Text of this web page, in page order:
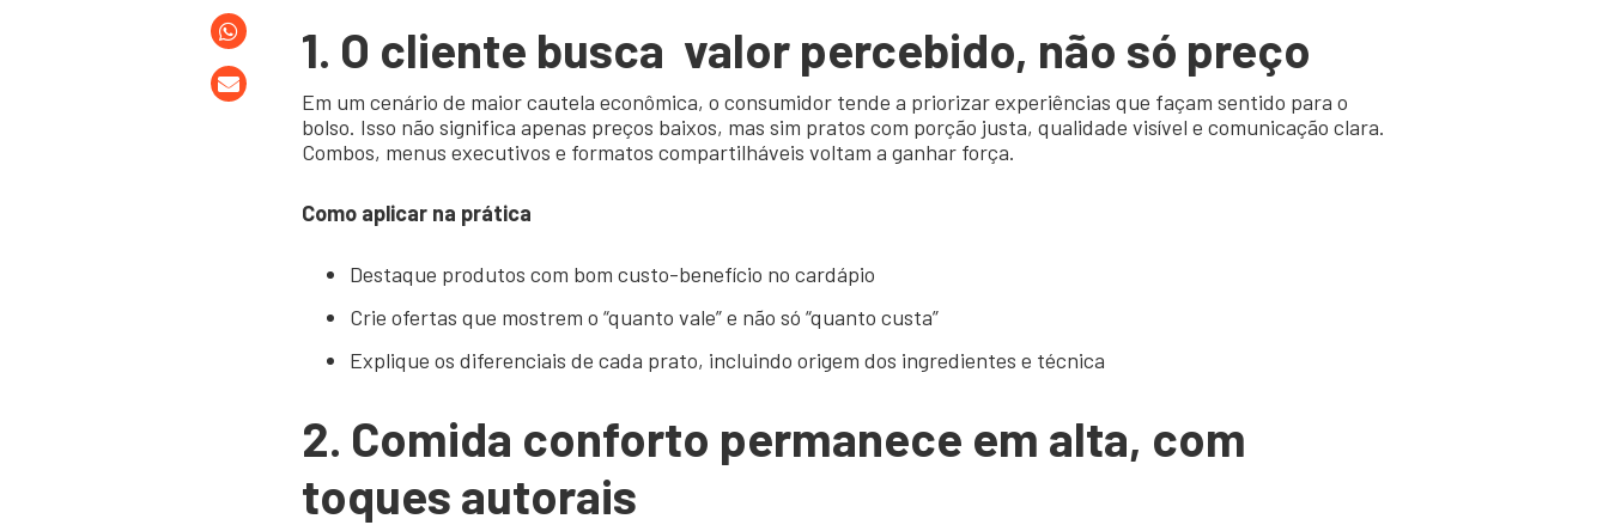
1. O cliente busca valor percebido, não só preço
Em um cenário de maior cautela econômica, o consumidor tende a priorizar experiências que façam sentido para o
bolso. Isso não significa apenas preços baixos, mas sim pratos com porção justa, qualidade visível e comunicação clara.
Combos, menus executivos e formatos compartilháveis voltam a ganhar força.
Como aplicar na prática
Destaque produtos com bom custo-benefício no cardápio
Crie ofertas que mostrem o “quanto vale” e não só “quanto custa”
Explique os diferenciais de cada prato, incluindo origem dos ingredientes e técnica
2. Comida conforto permanece em alta, com
toques autorais